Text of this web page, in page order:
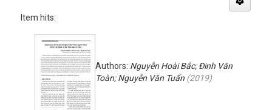
Item hits:
Authors: Nguyễn Hoài Bắc; Đinh Văn
Toàn; Nguyễn Văn Tuấn (2019)